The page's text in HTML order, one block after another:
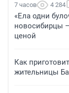
7 часов 4 284
«Ела одни
новосибирцы
ценой
Как
жительницы